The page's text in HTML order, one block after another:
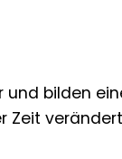
bilden
Zeit